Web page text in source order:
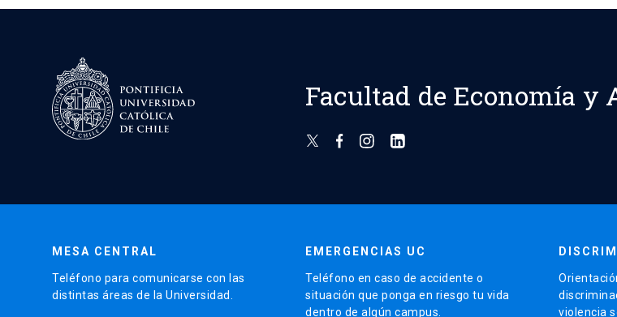
Facultad de Economía
MESA CENTRAL
Teléfono para comunicarse con las
distintas áreas de la Universidad.
EMERGENCIAS UC
Teléfono en caso de accidente o
situación que ponga en riesgo tu vida
dentro de algún campus.
violencia